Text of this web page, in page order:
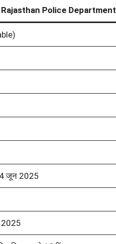
Rajasthan Police Department
जून 2025
2025